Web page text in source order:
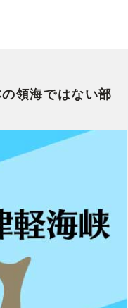
領海ではない部